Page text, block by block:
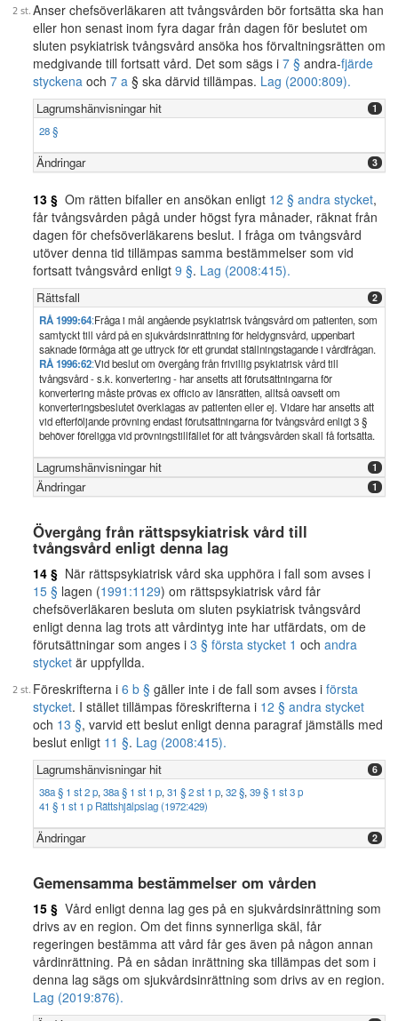
Anser chefsöverläkaren att tvångsvården bör fortsätta ska han
eller hon senast inom fyra dagar från dagen för beslutet om
sluten psykiatrisk tvångsvård ansöka hos förvaltningsrätten om
medgivande till fortsatt vård. Det som sägs i 7 § andra-fjärde
styckena och 7 a § ska därvid tillämpas. Lag (2000:809).
Lagrumshänvisningar hit 1
28 §
Ändringar 3
13 § Om rätten bifaller en ansökan enligt 12 § andra stycket,
får tvångsvården pågå under högst fyra månader, räknat från
dagen för chefsöverläkarens beslut. I fråga om tvångsvård
utöver denna tid tillämpas samma bestämmelser som vid
fortsatt tvångsvård enligt 9 §. Lag (2008:415).
Rättsfall 2
RÅ 1999:64:Fråga i mål angående psykiatrisk tvångsvård om patienten, som
samtyckt till vård på en sjukvårdsinrättning för heldygnsvård, uppenbart
saknade förmåga att ge uttryck för ett grundat ställningstagande i vårdfrågan.
RÅ 1996:62:Vid beslut om övergång från frivillig psykiatrisk vård till
tvångsvård - s.k. konvertering - har ansetts att förutsättningarna för
konvertering måste prövas ex officio av länsrätten, alltså oavsett om
konverteringsbeslutet överklagas av patienten eller ej. Vidare har ansetts att
vid efterföljande prövning endast förutsättningarna för tvångsvård enligt 3 §
behöver föreligga vid prövningstillfället för att tvångsvården skall få fortsätta.
Lagrumshänvisningar hit 1
Ändringar 1
Övergång från rättspsykiatrisk vård till
tvångsvård enligt denna lag
14 § När rättspsykiatrisk vård ska upphöra i fall som avses i
15 § lagen (1991:1129) om rättspsykiatrisk vård får
chefsöverläkaren besluta om sluten psykiatrisk tvångsvård
enligt denna lag trots att vårdintyg inte har utfärdats, om de
förutsättningar som anges i 3 § första stycket 1 och andra
stycket är uppfyllda.
Föreskrifterna i 6 b § gäller inte i de fall som avses i första
stycket. I stället tillämpas föreskrifterna i 12 § andra stycket
och 13 §, varvid ett beslut enligt denna paragraf jämställs med
beslut enligt 11 §. Lag (2008:415).
Lagrumshänvisningar hit 6
38a § 1 st 2 p,38a § 1 st 1 p,31 § 2 st 1 p,32 §,39 § 1 st 3 p
41 § 1 st 1 p Rättshjälpslag (1972:429)
Ändringar 2
Gemensamma bestämmelser om vården
15 § Vård enligt denna lag ges på en sjukvårdsinrättning som
drivs av en region. Om det finns synnerliga skäl, får
regeringen bestämma att vård får ges även på någon annan
vårdinrättning. På en sådan inrättning ska tillämpas det som i
denna lag sägs om sjukvårdsinrättning som drivs av en region.
Lag (2019:876).